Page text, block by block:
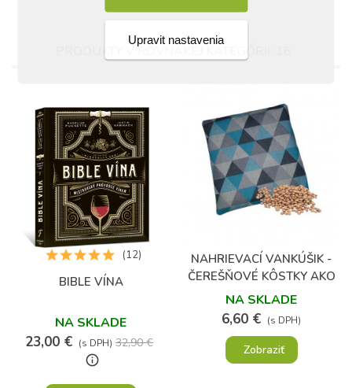
Upravit nastavenia
PRODUKTY V ROVNAKEJ KATEGÓRII: 16
BIBLE VÍNA
NA SKLADE
23,00 € (s DPH) 32,90 €
info_outline
(12)
NAHRIEVACÍ VANKÚŠIK -
ČEREŠŇOVÉ KÔSTKY AKO
OBKLAD
NA SKLADE
6,60 € (s DPH)
Zobraziť